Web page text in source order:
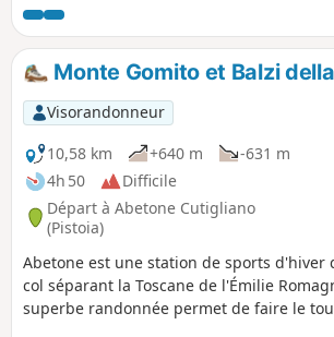
De nombreuses voies d'escalade de plus
les grimpeurs chevronnés. Le parcours
sentier de crête passant par ces deux
la montée vers le Monte Nona est très
elle est réservée aux randonneurs
Monte Gomito et Balzi
Visorandonneur
10,58 km
+640 m
-631 m
4h 50
Difficile
Départ à Abetone Cutigliano
(Pistoia)
Abetone est une station de sports d'hiver
col séparant la Toscane de l'Émilie
superbe randonnée permet de faire le